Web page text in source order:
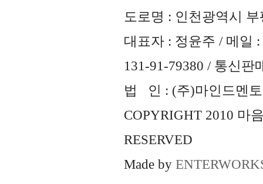
도로명 : 인천광역시
대표자 : 정윤주 / 메일 :
131-91-79380 / 통신판
법 인 : (주)마인드멘토
COPYRIGHT 2010 마
RESERVED
Made by